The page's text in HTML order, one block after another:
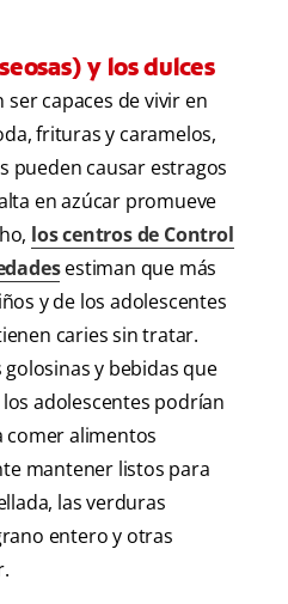
y los dulces
capaces de vivir en
frituras y caramelos,
pueden causar estragos
en azúcar promueve
los centros de Control
estiman que más
y de los adolescentes
caries sin tratar.
y bebidas que
adolescentes podrían
comer alimentos
mantener listos para
las verduras
entero y otras